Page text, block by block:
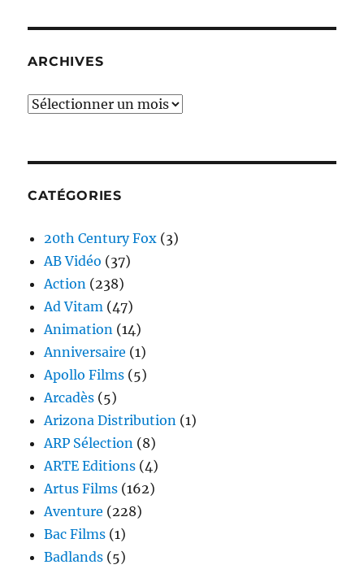
ARCHIVES
Archives
CATÉGORIES
20th Century Fox (3)
AB Vidéo (37)
Action (238)
Ad Vitam (47)
Animation (14)
Anniversaire (1)
Apollo Films (5)
Arcadès (5)
Arizona Distribution (1)
ARP Sélection (8)
ARTE Editions (4)
Artus Films (162)
Aventure (228)
Bac Films (1)
Badlands (5)